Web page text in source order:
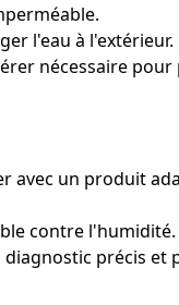
l'eau à l'extérieur.
nécessaire pour
avec un produit
contre l'humidité.
précis et